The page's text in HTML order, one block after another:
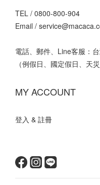
TEL / 0800-800-904
Email /
電話、郵件、Line客服：
（例假日、國定假日、天
MY ACCOUNT
登入 & 註冊